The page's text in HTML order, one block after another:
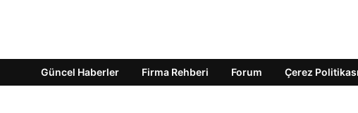
Güncel Haberler Firma Rehberi Forum Çerez Politikası